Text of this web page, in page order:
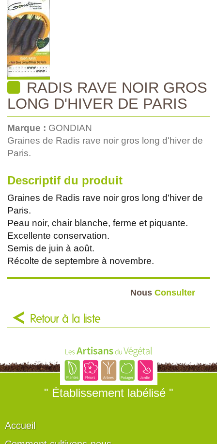
RADIS RAVE NOIR GROS
LONG D'HIVER DE PARIS
Marque : GONDIAN
Graines de Radis rave noir gros long d'hiver de
Paris.
Descriptif du produit
Graines de Radis rave noir gros long d'hiver de
Paris.
Peau noir, chair blanche, ferme et piquante.
Excellente conservation.
Semis de juin à août.
Récolte de septembre à novembre.
Nous Consulter
Retour à la liste
" Établissement labélisé "
Accueil